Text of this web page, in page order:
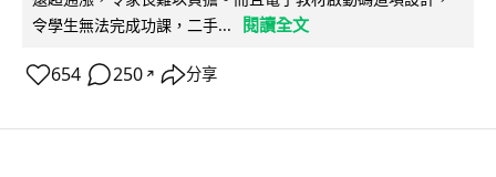
令學生無法完成功課，二手...
閱讀全文
654 250 ↗ 分享